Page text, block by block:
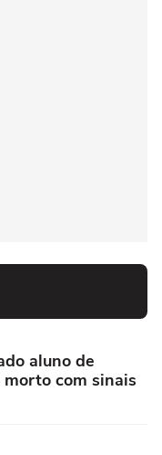
aluno de
com sinais